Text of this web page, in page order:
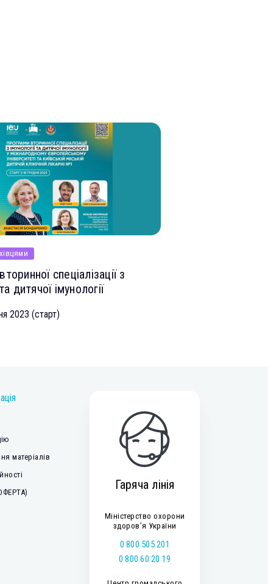
спеціалізації з
дитячої імунології
2023 (старт)
матеріалів
Гаряча лінія
Міністерство охорони
здоров’я України
0 800 505 201
0 800 60 20 19